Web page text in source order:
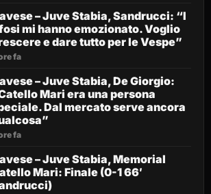
– Juve Stabia, Sandrucci: “I
mi hanno emozionato. Voglio
e dare tutto per le Vespe”
fa
– Juve Stabia, De Giorgio:
Mari era una persona
Dal mercato serve ancora
fa
– Juve Stabia, Memorial
Mari: Finale (0-1 66′